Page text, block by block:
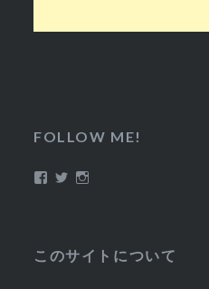
FOLLOW ME!
Facebook
Twitter
このサイトについて